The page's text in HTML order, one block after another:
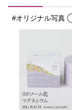
#オリジナル写真